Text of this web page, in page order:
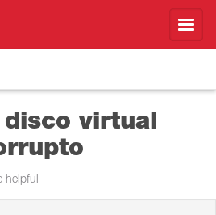
disco virtual
helpful